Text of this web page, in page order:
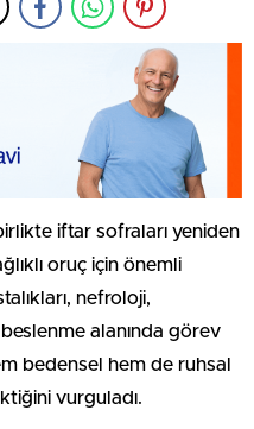
iftar sofraları yeniden
oruç için önemli
nefroloji,
alanında görev
bedensel hem de ruhsal
vurguladı.